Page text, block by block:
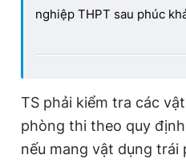
nghiệp THPT sau phúc
TS phải kiểm tra các
phòng thi theo quy
nếu mang vật dụng